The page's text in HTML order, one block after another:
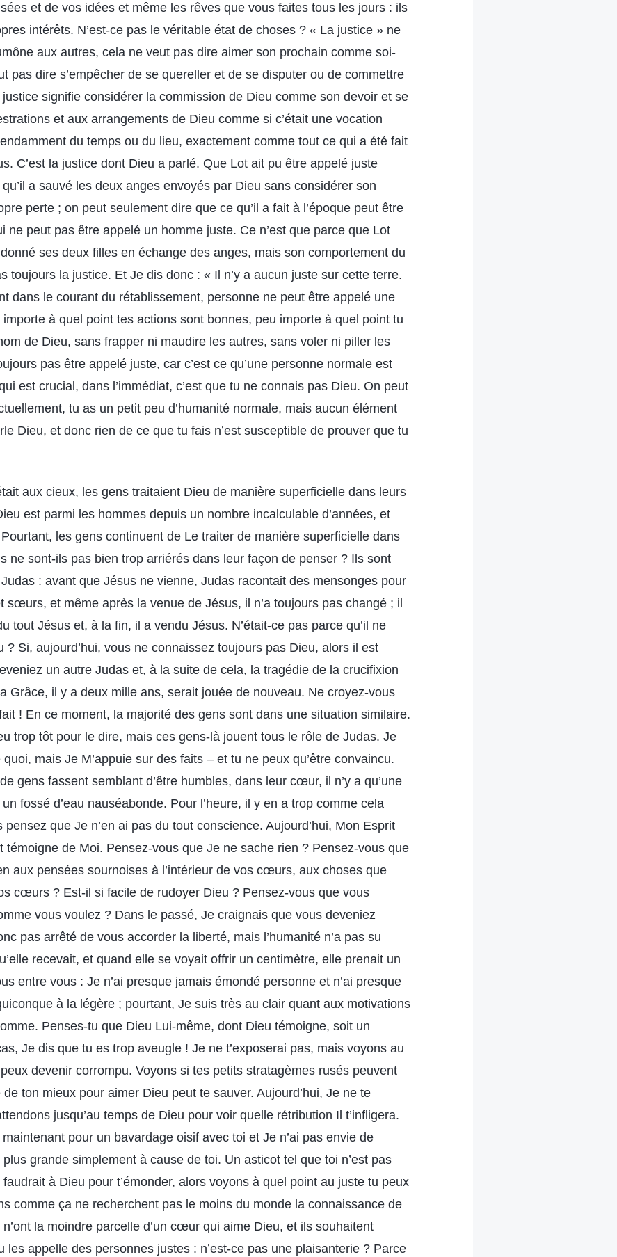
et de vos idées et même les rêves que vous faites tous les jours : ils
intérêts. N’est-ce pas le véritable état de choses ? « La justice » ne
aux autres, cela ne veut pas dire aimer son prochain comme soi-
pas dire s’empêcher de se quereller et de se disputer ou de commettre
justice signifie considérer la commission de Dieu comme son devoir et se
et aux arrangements de Dieu comme si c’était une vocation
du temps ou du lieu, exactement comme tout ce qui a été fait
C’est la justice dont Dieu a parlé. Que Lot ait pu être appelé juste
a sauvé les deux anges envoyés par Dieu sans considérer son
perte ; on peut seulement dire que ce qu’il a fait à l’époque peut être
ne peut pas être appelé un homme juste. Ce n’est que parce que Lot
ses deux filles en échange des anges, mais son comportement du
toujours la justice. Et Je dis donc : « Il n’y a aucun juste sur cette terre.
dans le courant du rétablissement, personne ne peut être appelé une
à quel point tes actions sont bonnes, peu importe à quel point tu
de Dieu, sans frapper ni maudire les autres, sans voler ni piller les
pas être appelé juste, car c’est ce qu’une personne normale est
est crucial, dans l’immédiat, c’est que tu ne connais pas Dieu. On peut
tu as un petit peu d’humanité normale, mais aucun élément
Dieu, et donc rien de ce que tu fais n’est susceptible de prouver que tu
aux cieux, les gens traitaient Dieu de manière superficielle dans leurs
est parmi les hommes depuis un nombre incalculable d’années, et
les gens continuent de Le traiter de manière superficielle dans
ne sont-ils pas bien trop arriérés dans leur façon de penser ? Ils sont
: avant que Jésus ne vienne, Judas racontait des mensonges pour
sœurs, et même après la venue de Jésus, il n’a toujours pas changé ; il
tout Jésus et, à la fin, il a vendu Jésus. N’était-ce pas parce qu’il ne
? Si, aujourd’hui, vous ne connaissez toujours pas Dieu, alors il est
un autre Judas et, à la suite de cela, la tragédie de la crucifixion
Grâce, il y a deux mille ans, serait jouée de nouveau. Ne croyez-vous
! En ce moment, la majorité des gens sont dans une situation similaire.
trop tôt pour le dire, mais ces gens-là jouent tous le rôle de Judas. Je
quoi, mais Je M’appuie sur des faits – et tu ne peux qu’être convaincu.
gens fassent semblant d’être humbles, dans leur cœur, il n’y a qu’une
fossé d’eau nauséabonde. Pour l’heure, il y en a trop comme cela
pensez que Je n’en ai pas du tout conscience. Aujourd’hui, Mon Esprit
témoigne de Moi. Pensez-vous que Je ne sache rien ? Pensez-vous que
aux pensées sournoises à l’intérieur de vos cœurs, aux choses que
cœurs ? Est-il si facile de rudoyer Dieu ? Pensez-vous que vous
vous voulez ? Dans le passé, Je craignais que vous deveniez
pas arrêté de vous accorder la liberté, mais l’humanité n’a pas su
recevait, et quand elle se voyait offrir un centimètre, elle prenait un
entre vous : Je n’ai presque jamais émondé personne et n’ai presque
à la légère ; pourtant, Je suis très au clair quant aux motivations
Penses-tu que Dieu Lui-même, dont Dieu témoigne, soit un
Je dis que tu es trop aveugle ! Je ne t’exposerai pas, mais voyons au
devenir corrompu. Voyons si tes petits stratagèmes rusés peuvent
ton mieux pour aimer Dieu peut te sauver. Aujourd’hui, Je ne te
jusqu’au temps de Dieu pour voir quelle rétribution Il t’infligera.
pour un bavardage oisif avec toi et Je n’ai pas envie de
grande simplement à cause de toi. Un asticot tel que toi n’est pas
faudrait à Dieu pour t’émonder, alors voyons à quel point au juste tu peux
comme ça ne recherchent pas le moins du monde la connaissance de
n’ont la moindre parcelle d’un cœur qui aime Dieu, et ils souhaitent
les appelle des personnes justes : n’est-ce pas une plaisanterie ? Parce